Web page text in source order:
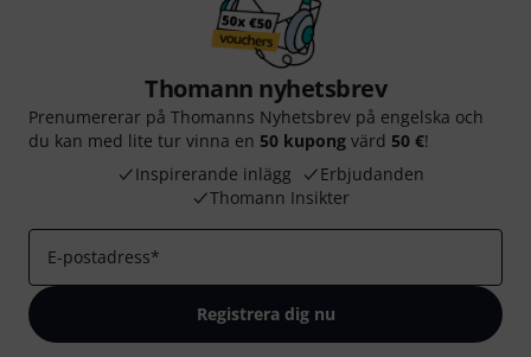
Thomann nyhetsbrev
Prenumererar på Thomanns Nyhetsbrev på engelska och
du kan med lite tur vinna en 50 kupong värd 50 €!
Inspirerande inlägg
Erbjudanden
Thomann Insikter
E-postadress*
Registrera dig nu